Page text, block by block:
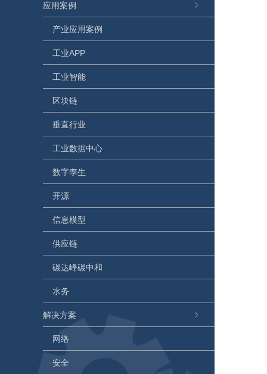
应用案例
产业应用案例
工业APP
工业智能
区块链
垂直行业
工业数据中心
数字孪生
开源
信息模型
供应链
碳达峰碳中和
水务
解决方案
网络
安全